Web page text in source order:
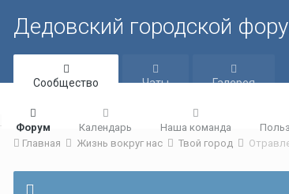
Дедовский городской
Сообщество
Форум Календарь Наша команда
Чаты Галерея
Главная Жизнь вокруг нас Твой город